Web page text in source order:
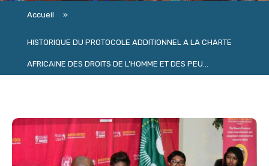
Accueil »
HISTORIQUE DU PROTOCOLE ADDITIONNEL A LA CHARTE
AFRICAINE DES DROITS DE L’HOMME ET DES PEU...